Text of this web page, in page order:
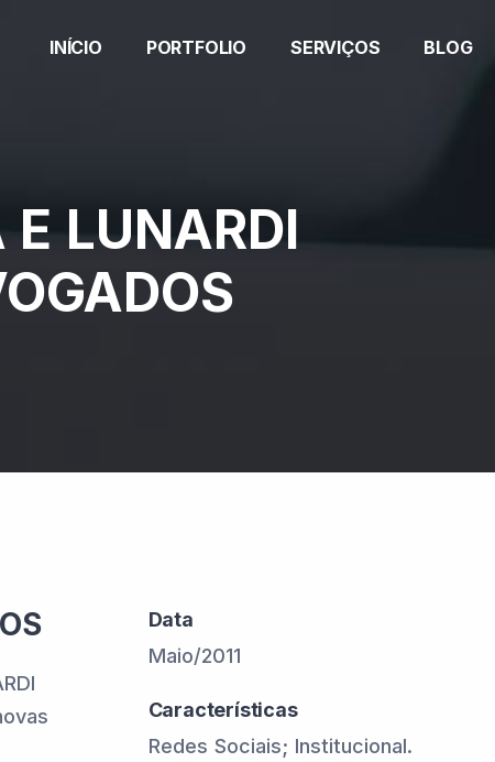
INÍCIO PORTFOLIO SERVIÇOS BLOG
E LUNARDI
Data
Maio/2011
Características
Redes Sociais; Institucional.